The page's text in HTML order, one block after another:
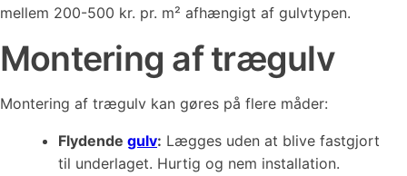
mellem 200-500 kr. pr. m² afhængigt af gulvtypen.
Montering af trægulv
Montering af trægulv kan gøres på flere måder:
Flydende gulv: Lægges uden at blive fastgjort
til underlaget. Hurtig og nem installation.